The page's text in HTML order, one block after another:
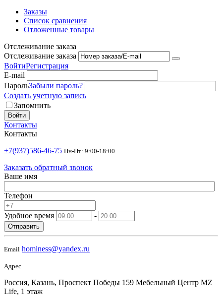
Заказы
Список сравнения
Отложенные товары
Отслеживание заказа
Отслеживание заказа
ВойтиРегистрация
E-mail
ПарольЗабыли пароль?
Создать учетную запись
Запомнить
Войти
Контакты
Контакты
+7(937)586-46-75 Пн-Пт: 9:00-18:00
Заказать обратный звонок
Ваше имя
Телефон
Удобное время -
Отправить
Email hominess@yandex.ru
Адрес
Россия, Казань, Проспект Победы 159 Мебельный Центр MZ
Life, 1 этаж